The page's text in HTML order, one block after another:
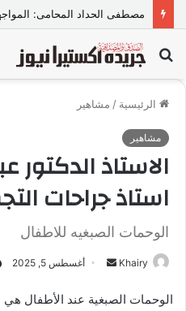
بحث
عن
الرئيسية / مشاهير
مشاهير
الاستاذ الدكتور
استاذ جراحات
الوحمات الصبغيه للاطفال
Khairy
س
أغسطس 5, 2025
الوحمات الصبغية عند الأطفال